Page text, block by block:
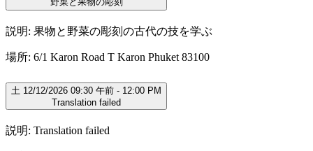
説明: 果物と野菜の彫刻の古代の技を学ぶ
場所: 6/1 Karon Road T Karon Phuket 83100
土 12/12/2026 09:30 午前 - 12:00 PM
Translation failed
説明: Translation failed